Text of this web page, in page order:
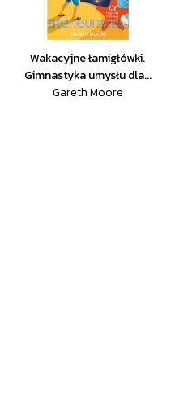
Wakacyjne łamigłówki.
Gimnastyka umysłu dla...
Gareth Moore